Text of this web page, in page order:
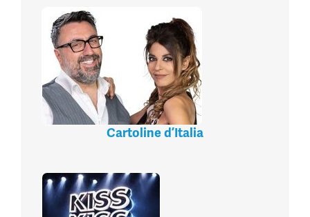
Cartoline d’Italia